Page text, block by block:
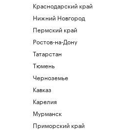
Краснодарский край
Нижний Новгород
Пермский край
Ростов-на-Дону
Татарстан
Тюмень
Черноземье
Кавказ
Карелия
Мурманск
Приморский край